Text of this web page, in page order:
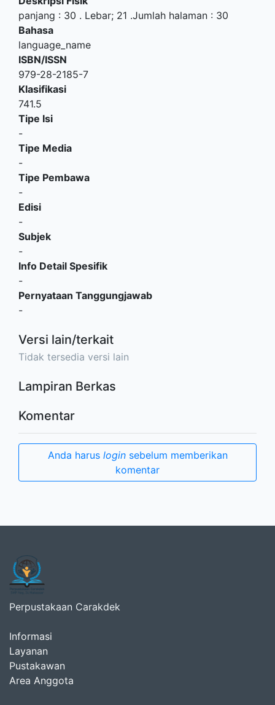
panjang : 30 . Lebar; 21 .Jumlah halaman : 30
Bahasa
language_name
ISBN/ISSN
979-28-2185-7
Klasifikasi
741.5
Tipe Isi
-
Tipe Media
-
Tipe Pembawa
-
Edisi
-
Subjek
-
Info Detail Spesifik
-
Pernyataan Tanggungjawab
-
Versi lain/terkait
Tidak tersedia versi lain
Lampiran Berkas
Komentar
Anda harus loginsebelum memberikan
komentar
Perpustakaan Carakdek
Informasi
Layanan
Pustakawan
Area Anggota